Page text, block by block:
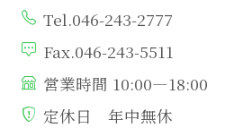
Tel.046-243-2777
Fax.046-243-5511
営業時間 10:00―18:00
定休日 年中無休